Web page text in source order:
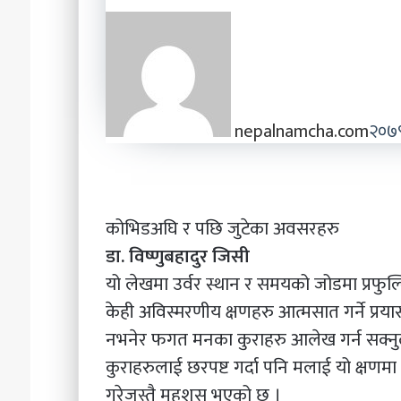
nepalnamcha.com
कोभिडअघि र पछि जुटेका अवसरहरु
डा. विष्णुबहादुर जिसी
यो लेखमा उर्वर स्थान र समयको जोडमा
केही अविस्मरणीय क्षणहरु आत्मसात गर्ने
नभनेर फगत मनका कुराहरु आलेख गर्न
कुराहरुलाई छरपष्ट गर्दा पनि मलाई यो